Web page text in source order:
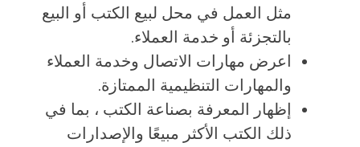
مثل العمل في محل لبيع الكتب أو البيع
بالتجزئة أو خدمة العملاء.
اعرض مهارات الاتصال وخدمة العملاء
والمهارات التنظيمية الممتازة.
إظهار المعرفة بصناعة الكتب ، بما في
ذلك الكتب الأكثر مبيعًا والإصدارات